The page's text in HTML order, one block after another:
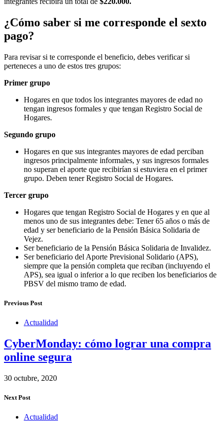
¿Cómo saber si me corresponde el sexto
pago?
Para revisar si te corresponde el beneficio, debes verificar si
perteneces a uno de estos tres grupos:
Primer grupo
Hogares en que todos los integrantes mayores de edad no
tengan ingresos formales y que tengan Registro Social de
Hogares.
Segundo grupo
Hogares en que sus integrantes mayores de edad perciban
ingresos principalmente informales, y sus ingresos formales
no superan el aporte que recibirían si estuviera en el primer
grupo. Deben tener Registro Social de Hogares.
Tercer grupo
Hogares que tengan Registro Social de Hogares y en que al
menos uno de sus integrantes debe: Tener 65 años o más de
edad y ser beneficiario de la Pensión Básica Solidaria de
Vejez.
Ser beneficiario de la Pensión Básica Solidaria de Invalidez.
Ser beneficiario del Aporte Previsional Solidario (APS),
siempre que la pensión completa que reciban (incluyendo el
APS), sea igual o inferior a lo que reciben los beneficiarios de
PBSV del mismo tramo de edad.
Previous Post
Actualidad
CyberMonday: cómo lograr una compra
online segura
30 octubre, 2020
Next Post
Actualidad